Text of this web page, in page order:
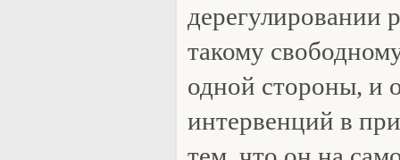
дерегулировании
такому
одной стороны, и
интервенций в